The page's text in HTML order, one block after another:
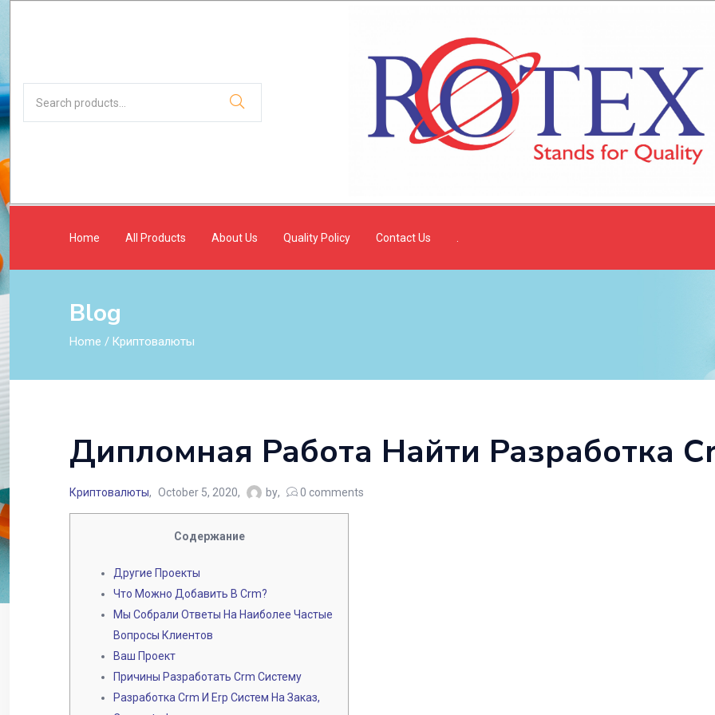
Home All Products About Us Quality Policy Contact Us
Blog
Home / Криптовалюты
Дипломная Работа Найти Разработка
Криптовалюты October 5, 2020 by 0 comments
Содержание
Другие Проекты
Что Можно Добавить В Crm?
Мы Собрали Ответы На Наиболее Частые
Вопросы Клиентов
Ваш Проект
Причины Разработать Crm Систему
Разработка Crm И Erp Систем На Заказ,